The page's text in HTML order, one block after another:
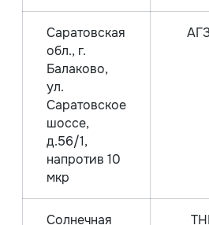
Саратовская
обл., г.
Балаково,
ул.
Саратовское
шоссе,
д.56/1,
напротив 10
мкр
Солнечная